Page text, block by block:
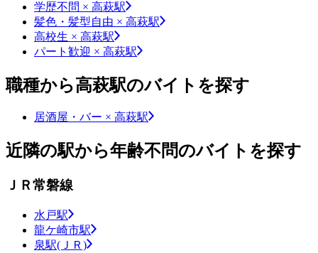
学歴不問 × 高萩駅
髪色・髪型自由 × 高萩駅
高校生 × 高萩駅
パート歓迎 × 高萩駅
職種から高萩駅のバイトを探す
居酒屋・バー × 高萩駅
近隣の駅から年齢不問のバイトを探す
ＪＲ常磐線
水戸駅
龍ケ崎市駅
泉駅(ＪＲ)